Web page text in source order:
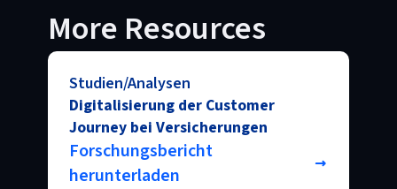
More Resources
Studien/Analysen
Digitalisierung der Customer
Journey bei Versicherungen
Forschungsbericht
herunterladen